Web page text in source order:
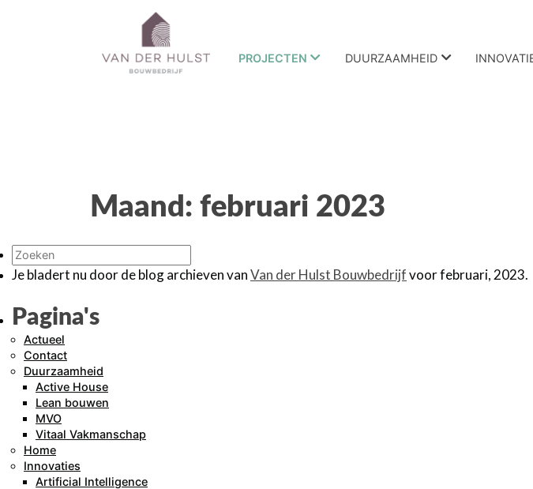
PROJECTEN DUURZAAMHEID
Maand: februari 2023
Je bladert nu door de blog archieven vanVan der Hulst Bouwbedrijfvoor februari, 2023.
Pagina's
Actueel
Contact
Duurzaamheid
Active House
Lean bouwen
MVO
Vitaal Vakmanschap
Home
Innovaties
Artificial Intelligence